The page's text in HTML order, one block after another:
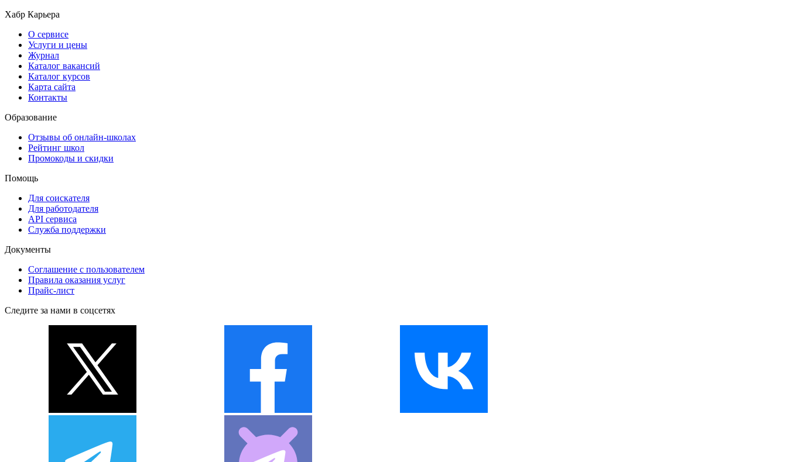
Хабр Карьера
О сервисе
Услуги и цены
Журнал
Каталог вакансий
Каталог курсов
Карта сайта
Контакты
Образование
Отзывы об онлайн-школах
Рейтинг школ
Промокоды и скидки
Помощь
Для соискателя
Для работодателя
API сервиса
Служба поддержки
Документы
Соглашение с пользователем
Правила оказания услуг
Прайс-лист
Следите за нами в соцсетях